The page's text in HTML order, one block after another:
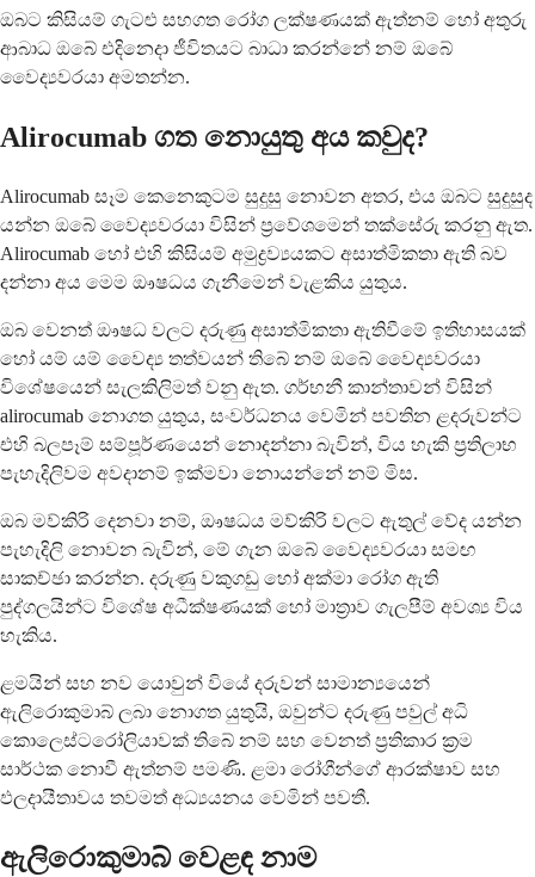
ඔබට කිසියම් ගැටළු සහගත රෝග ලක්ෂණයක් ඇත්නම් හෝ අතුරු
ආබාධ ඔබේ එදිනෙදා ජීවිතයට බාධා කරන්නේ නම් ඔබේ
වෛද්‍යවරයා අමතන්න.
Alirocumab ගත නොයුතු අය කවුද?
Alirocumab සෑම කෙනෙකුටම සුදුසු නොවන අතර, එය ඔබට සුදුසුද
යන්න ඔබේ වෛද්‍යවරයා විසින් ප්‍රවේශමෙන් තක්සේරු කරනු ඇත.
Alirocumab හෝ එහි කිසියම් අමුද්‍රව්‍යයකට අසාත්මිකතා ඇති බව
දන්නා අය මෙම ඖෂධය ගැනීමෙන් වැළකිය යුතුය.
ඔබ වෙනත් ඖෂධ වලට දරුණු අසාත්මිකතා ඇතිවීමේ ඉතිහාසයක්
හෝ යම් යම් වෛද්‍ය තත්වයන් තිබේ නම් ඔබේ වෛද්‍යවරයා
විශේෂයෙන් සැලකිලිමත් වනු ඇත. ගර්භනී කාන්තාවන් විසින්
alirocumab නොගත යුතුය, සංවර්ධනය වෙමින් පවතින ළදරුවන්ට
එහි බලපෑම් සම්පූර්ණයෙන් නොදන්නා බැවින්, විය හැකි ප්‍රතිලාභ
පැහැදිලිවම අවදානම් ඉක්මවා නොයන්නේ නම් මිස.
ඔබ මව්කිරි දෙනවා නම්, ඖෂධය මව්කිරි වලට ඇතුල් වේද යන්න
පැහැදිලි නොවන බැවින්, මේ ගැන ඔබේ වෛද්‍යවරයා සමඟ
සාකච්ඡා කරන්න. දරුණු වකුගඩු හෝ අක්මා රෝග ඇති
පුද්ගලයින්ට විශේෂ අධීක්ෂණයක් හෝ මාත්‍රාව ගැලපීම් අවශ්‍ය විය
හැකිය.
ළමයින් සහ නව යොවුන් වියේ දරුවන් සාමාන්‍යයෙන්
ඇලි‍රොකුමාබ් ලබා නොගත යුතුයි, ඔවුන්ට දරුණු පවුල් අධි
කොලෙස්ටරෝලියාවක් තිබේ නම් සහ වෙනත් ප්‍රතිකාර ක්‍රම
සාර්ථක නොවී ඇත්නම් පමණි. ළමා රෝගීන්ගේ ආරක්ෂාව සහ
ඵලදායීතාවය තවමත් අධ්‍යයනය වෙමින් පවතී.
ඇලි‍රොකුමාබ් වෙළඳ නාම